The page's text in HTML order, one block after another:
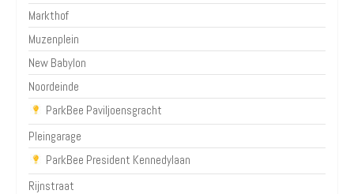
Markthof
Muzenplein
New Babylon
Noordeinde
ParkBee Paviljoensgracht
Pleingarage
ParkBee President Kennedylaan
Rijnstraat